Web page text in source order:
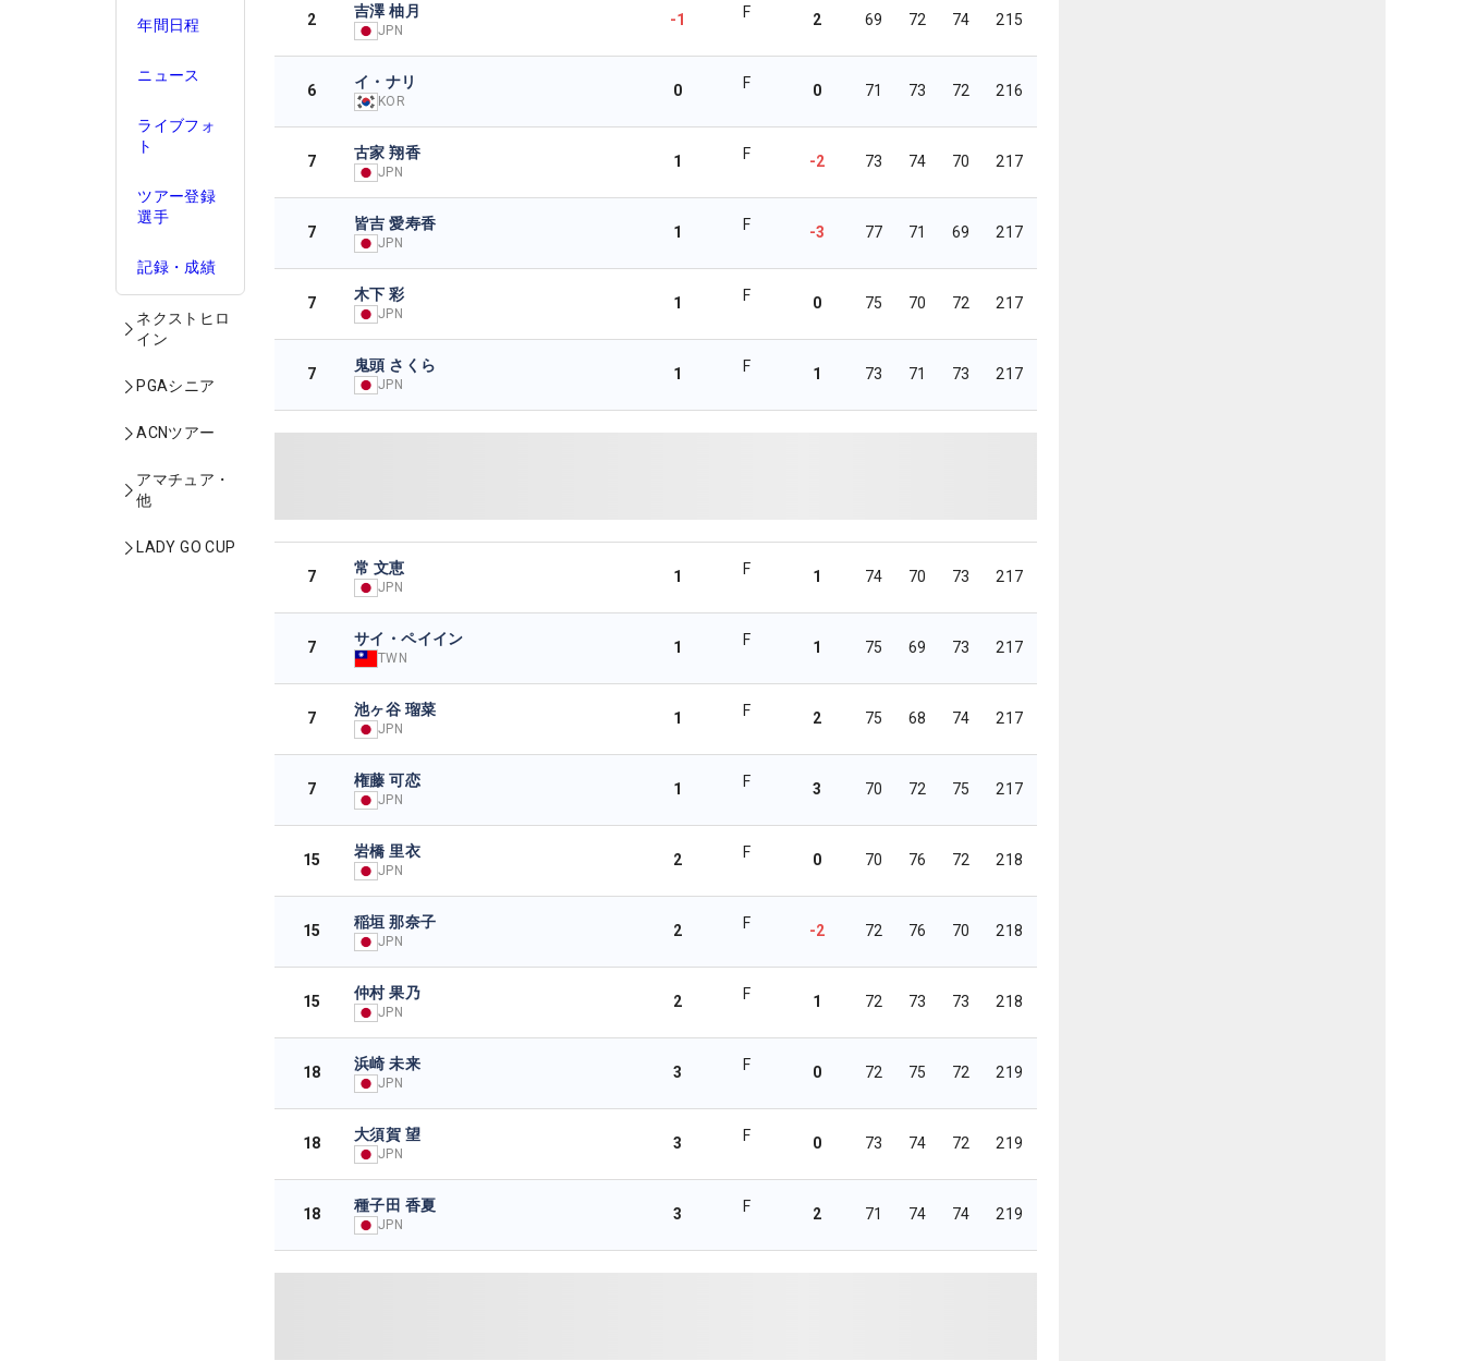
年間日程
ニュース
ライブフォ
ト
ツアー登録
選手
記録・成績
ネクストヒロ
イン
PGAシニア
ACNツアー
アマチュア・
他
LADY GO CUP
2 吉澤 柚月
JPN
-1 F 2 69 72 74 215
6 イ・ナリ
KOR
0 F 0 71 73 72 216
7 古家 翔香
JPN
1 F -2 73 74 70 217
7 皆吉 愛寿香
JPN
1 F -3 77 71 69 217
7 木下 彩
JPN
1 F 0 75 70 72 217
7 鬼頭 さくら
JPN
1 F 1 73 71 73 217
7 常 文恵
JPN
1 F 1 74 70 73 217
7 サイ・ペイイン
TWN
1 F 1 75 69 73 217
7 池ヶ谷 瑠菜
JPN
1 F 2 75 68 74 217
7 権藤 可恋
JPN
1 F 3 70 72 75 217
15 岩橋 里衣
JPN
2 F 0 70 76 72 218
15 稲垣 那奈子
JPN
2 F -2 72 76 70 218
15 仲村 果乃
JPN
2 F 1 72 73 73 218
18 浜崎 未来
JPN
3 F 0 72 75 72 219
18 大須賀 望
JPN
3 F 0 73 74 72 219
18 種子田 香夏
JPN
3 F 2 71 74 74 219